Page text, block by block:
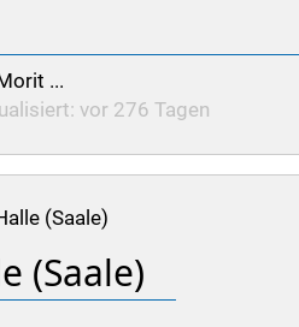
...
vor 276 Tagen
(Saale)
(Saale)